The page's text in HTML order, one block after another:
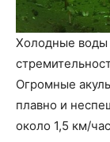
Холодные воды
Огромные
плавно и
около 1,5 км/